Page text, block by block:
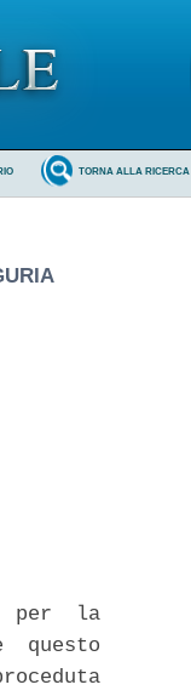
TORNA ALLA RICERCA
per  la
questo